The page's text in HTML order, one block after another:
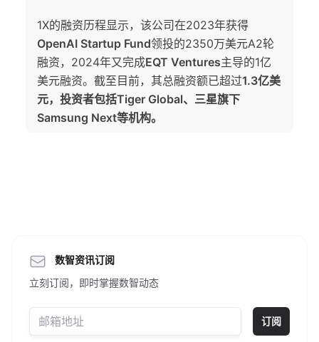
1X的融资历程显示，该公司在2023年获得
OpenAI Startup Fund领投的2350万美元A2轮
融资，2024年又完成EQT Ventures主导的1亿
美元融资。截至目前，其总融资额已超过1.3亿美
元，投资者包括Tiger Global、三星旗下
Samsung Next等机构。
数智资讯订阅
立刻订阅，即时掌握数智动态
订阅